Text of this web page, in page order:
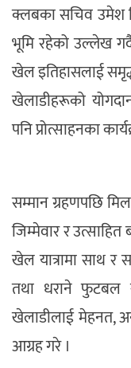
क्लबका सचिव उमेश
भूमि रहेको उल्लेख
खेल इतिहासलाई
खेलाडीहरूको
पनि प्रोत्साहनका
सम्मान ग्रहणपछि
जिम्मेवार र
खेल यात्रामा साथ र
तथा धराने फुटबल
खेलाडीलाई मेहनत,
आग्रह गरे ।